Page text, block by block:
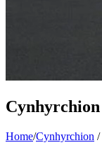
Cynhyrchion
Home/Cynhyrchion /